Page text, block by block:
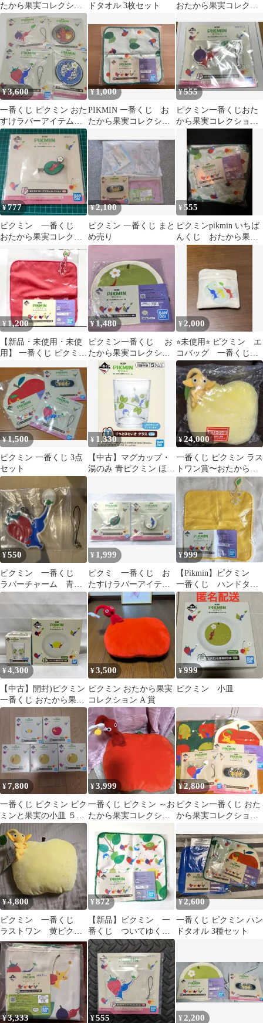
たから果実コレクショ
ン Ｇ賞
ドタオル 3枚セット
おたから果実コレクシ
任天堂
¥3,600
一番くじ ピクミン おた
すけラバーアイテムコ
レクション 4種セット
¥1,000
PIKMIN 一番くじ お
たから果実コレクショ
ル
¥555
ピクミン一番くじおた
から果実コレクショ
¥777
ピクミン 一番くじ
おたから果実コレクシ
¥2,100
ピクミン 一番くじ まと
め売り
¥555
ピクミンpikmin いちば
んくじ おたから果実
コレクション ハンド
タオル G賞
¥ 1,200
【新品・未使用・未使
用】 一番くじ ピクミン
¥1,480
ピクミン一番くじ お
たから果実コレクショ
ン ハンドタオル
¥ 2,000
⭐︎未使用⭐︎ ピクミン エ
コバッグ 一番くじC
賞
¥1,500
ピクミン 一番くじ 3点
セット
¥ 1,330
【中古】マグカップ・
湯のみ 青ピクミン ほっ
から果実コレクション
～」 D賞
¥24,000
一番くじ ピクミン ラス
トワン賞〜おたから果
実コレクション〜
¥550
ピクミン 一番くじ
ラバーチャーム 青ピ
クミン
¥ 1,999
ピクミ 一番くじ お
たすけラバーアイテム
コレクション
¥999
【Pikmin】ピクミン
一番くじ ハンドタオ
ル 黄ピクミン 【未
開封】
¥4,300
【中古】開封)ピクミン
一番くじ おたから果実
コレクション 小皿･コ
ップ２点セット[22]
¥3,500
ピクミン おたから果実
コレクション A 賞
¥999
ピクミン 小皿
¥7,800
一番くじ ピクミン ピク
ミンと果実の小皿 ５枚
セット １番くじ
¥3,999
一番くじ ピクミン ～お
たから果実コレクショ
¥2,800
ピクミン一番くじ おた
から果実コレクション
ー小物×2
¥4,800
ピクミン 一番くじ
ラストワン 黄ピクミ
ンクッション1点
¥872
【新品】ピクミン 一
番くじ ついてゆくピ
クミン ハンドタオル
コレクション
¥2,600
一番くじ ピクミン ハン
ドタオル 3種セット
¥3,333 ¥555 ¥ 2,200